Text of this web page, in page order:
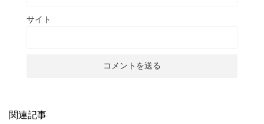
サイト
関連記事